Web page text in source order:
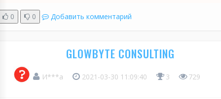
0 0 Добавить комментарий
GLOWBYTE CONSULTING
И***а 2021-03-30 11:09:40 3 729